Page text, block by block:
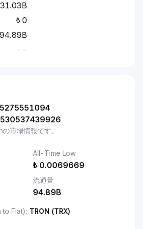
31.03B
0
94.89B
--
市場情報です。
All-Time Low
₺ 0.0069669
流通量
94.89B
Fiat): TRON (TRX)